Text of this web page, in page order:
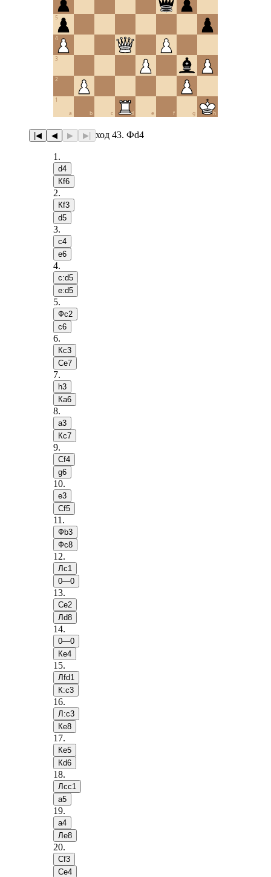
a b c d e f g h
1
2
3
4
5
|◀ ◀ ▶ ▶| ход 43. Фd4
1 .
d4
Кf6
2.
Кf3
d5
3.
c4
e6
4.
c:d5
e:d5
5.
Фc2
c6
6.
Кc3
Сe7
7.
h3
Кa6
8.
a3
Кc7
9.
Сf4
g6
10.
e3
Сf5
11 .
Фb3
Фc8
12.
Лc1
0—0
13.
Сe2
Лd8
14.
0—0
Кe4
15.
Лfd1
К:c3
16.
Л:c3
Кe8
17.
Кe5
Кd6
18.
Лcc1
a5
19.
a4
Лe8
20.
Сf3
Сe4